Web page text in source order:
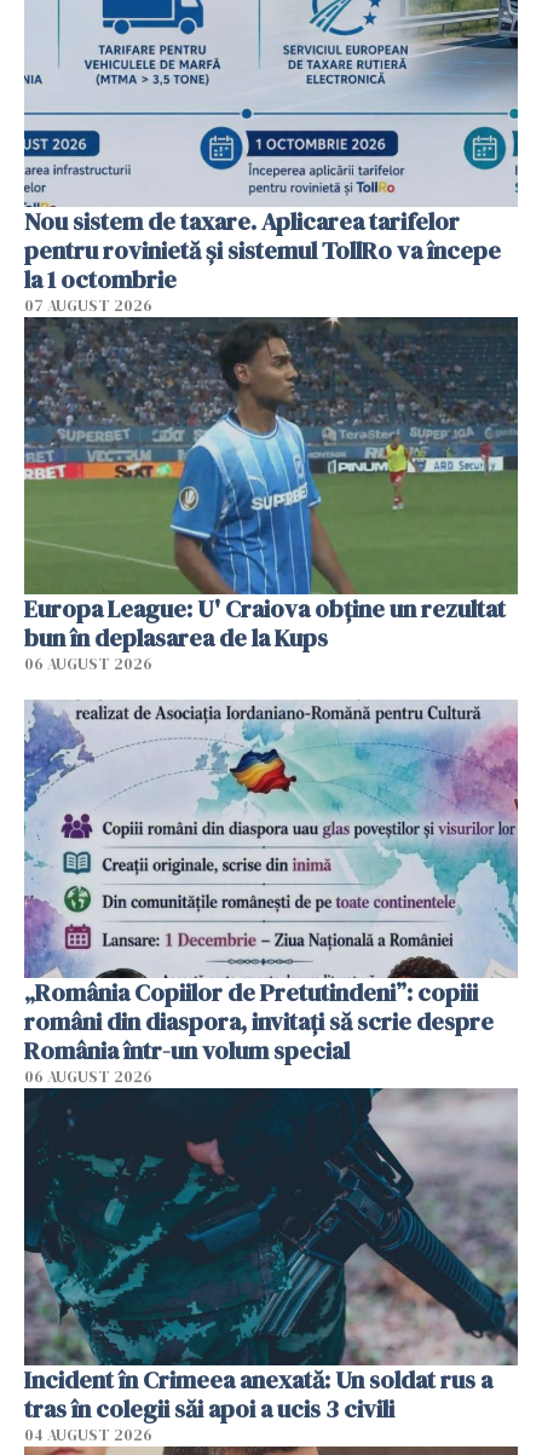
Nou sistem de taxare. Aplicarea tarifelor
pentru rovinietă şi sistemul TollRo va începe
la 1 octombrie
07 AUGUST 2026
Europa League: U' Craiova obține un rezultat
bun în deplasarea de la Kups
06 AUGUST 2026
„România Copiilor de Pretutindeni”: copiii
români din diaspora, invitați să scrie despre
România într-un volum special
06 AUGUST 2026
Incident în Crimeea anexată: Un soldat rus a
tras în colegii săi apoi a ucis 3 civili
04 AUGUST 2026